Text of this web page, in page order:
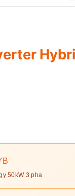
50kW 3 pha